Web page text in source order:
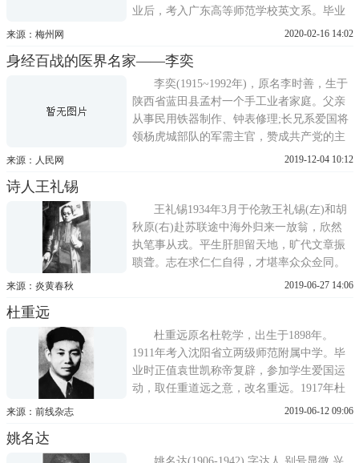
业后，考入广东高等师范学校英文系。毕业
后在大埔百侯中学、潮州金山中学教书。
成仿吾、王独清介绍，参加了创造社。1928
年加入了中国共产党。被捕入狱，不当叛徒
黄药眠在创造社任
来源：梅州网 2020-02-16 14:02
身经百战的医界名家——李奕
李奕(1915~1992年)，原名李时善，生于
陕西省蓝田县孟村一个手工业者家庭。父亲
从事民用铁器制作、钟表修理;长兄系爱国将
领杨虎城部队的军需主官，赞成共产党的主
张，曾多次为红军提供药品器材、弹药军
校。李奕在中学时代就受到进步思想的熏陶
及长兄的影响，开始追求
来源：人民网 2019-12-04 10:12
诗人王礼锡
王礼锡1934年3月于伦敦王礼锡(左)和胡
秋原(右)赴苏联途中海外归来一放翁，欣然
执笔事从戎。平生肝胆留天地，旷代文章振
聩聋。志在求仁仁自得，才堪率众众佥同。
湘江此日新传捷，誓扫倭奴以报功。上面这
年7月率作家战地访问团，在中条山进行战
来源：炎黄春秋 2019-06-27 14:06
杜重远
杜重远原名杜乾学，出生于1898年。
1911年考入沈阳省立两级师范附属中学。毕
业时正值袁世凯称帝复辟，参加学生爱国运
动，取任重道远之意，改名重远。1917年杜
重远赴日本留学，入东京高等工业学校学习
表回国向北洋政府抗议请愿。1923年杜重远
来源：前线杂志 2019-06-12 09:06
姚名达